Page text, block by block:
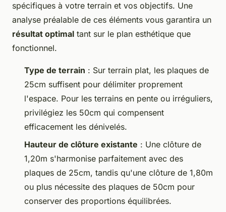
spécifiques à votre terrain et vos objectifs. Une
analyse préalable de ces éléments vous garantira un
résultat optimal tant sur le plan esthétique que
fonctionnel.
Type de terrain : Sur terrain plat, les plaques de
25cm suffisent pour délimiter proprement
l'espace. Pour les terrains en pente ou irréguliers,
privilégiez les 50cm qui compensent
efficacement les dénivelés.
Hauteur de clôture existante : Une clôture de
1,20m s'harmonise parfaitement avec des
plaques de 25cm, tandis qu'une clôture de 1,80m
ou plus nécessite des plaques de 50cm pour
conserver des proportions équilibrées.